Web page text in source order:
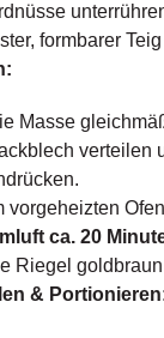
formbarer
Masse
verteilen
vorgeheizten
ca. 20
Riegel
&